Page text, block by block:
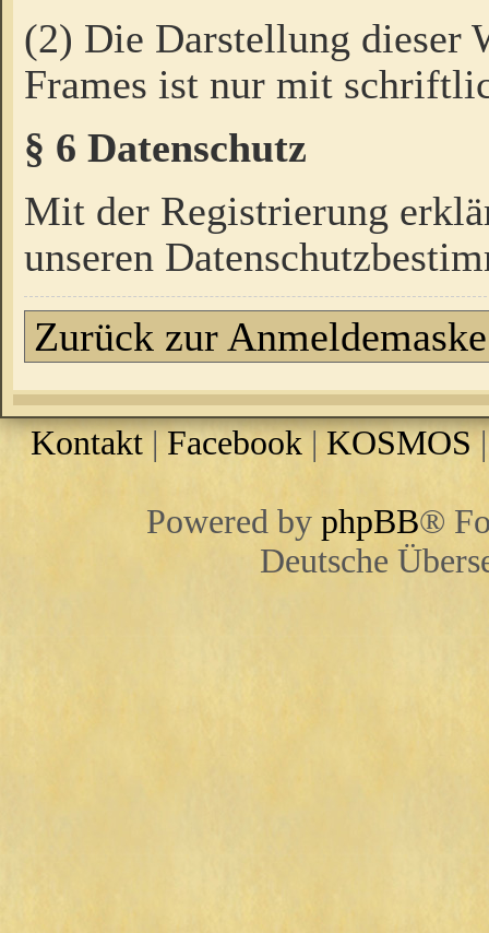
(2) Die Darstellung dieser
Frames ist nur mit
§ 6 Datenschutz
Mit der Registrierung
unseren
Zurück zur Anmeldemaske
Kontakt|Facebook|KOSMOS
Powered by phpBB®
Deutsche